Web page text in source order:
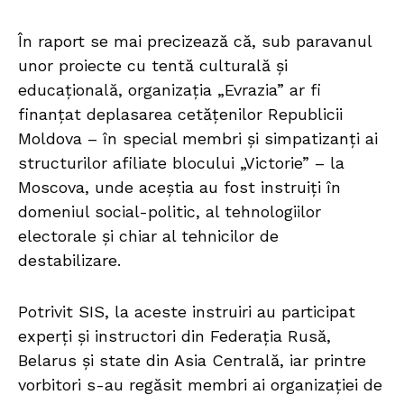
În raport se mai precizează că, sub paravanul
unor proiecte cu tentă culturală și
educațională, organizația „Evrazia” ar fi
finanțat deplasarea cetățenilor Republicii
Moldova – în special membri și simpatizanți ai
structurilor afiliate blocului „Victorie” – la
Moscova, unde aceștia au fost instruiți în
domeniul social-politic, al tehnologiilor
electorale și chiar al tehnicilor de
destabilizare.
Potrivit SIS, la aceste instruiri au participat
experți și instructori din Federația Rusă,
Belarus și state din Asia Centrală, iar printre
vorbitori s-au regăsit membri ai organizației de